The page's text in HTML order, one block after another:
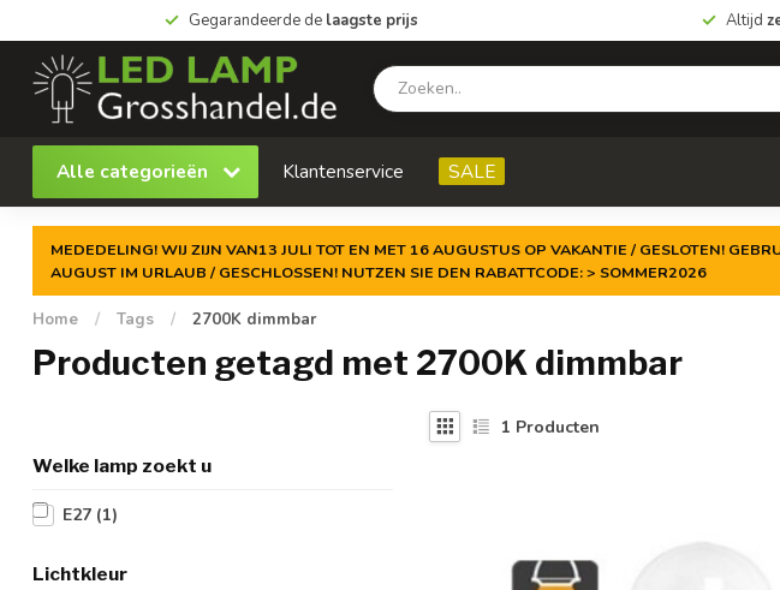
Gegarandeerde de laagste prijs Altijd
Alle categorieën Klantenservice SALE
MEDEDELING! WIJ ZIJN VAN13 JULI TOT EN MET 16 AUGUSTUS OP VAKANTIE / GESLOTEN!
AUGUST IM URLAUB / GESCHLOSSEN! NUTZEN SIE DEN RABATTCODE: > SOMMER2026
Home / Tags / 2700K dimmbar
Producten getagd met 2700K dimmbar
Welke lamp zoekt u
E27 (1)
Lichtkleur
1 Producten